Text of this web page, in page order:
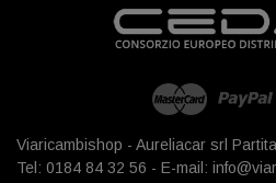
Viaricambishop - Aureliacar srl
Tel: 0184 84 32 56 - E-mail: